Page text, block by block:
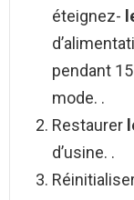
éteignez-
pendant
mode. .
Restaurer
d’usine. .